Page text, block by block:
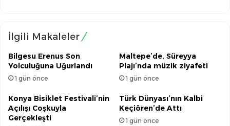
İlgili Makaleler
Bilgesu Erenus Son
Yolculuğuna Uğurlandı
1 gün önce
Maltepe’de, Süreyya
Plajı’nda müzik ziyafeti
1 gün önce
Konya Bisiklet Festivali’nin
Açılışı Coşkuyla
Gerçekleşti
Türk Dünyası’nın Kalbi
Keçiören’de Attı
1 gün önce